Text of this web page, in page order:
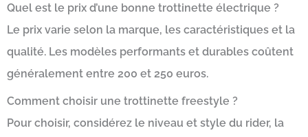
Quel est le prix d’une bonne trottinette électrique ?
Le prix varie selon la marque, les caractéristiques et la
qualité. Les modèles performants et durables coûtent
généralement entre 200 et 250 euros.
Comment choisir une trottinette freestyle ?
Pour choisir, considérez le niveau et style du rider, la